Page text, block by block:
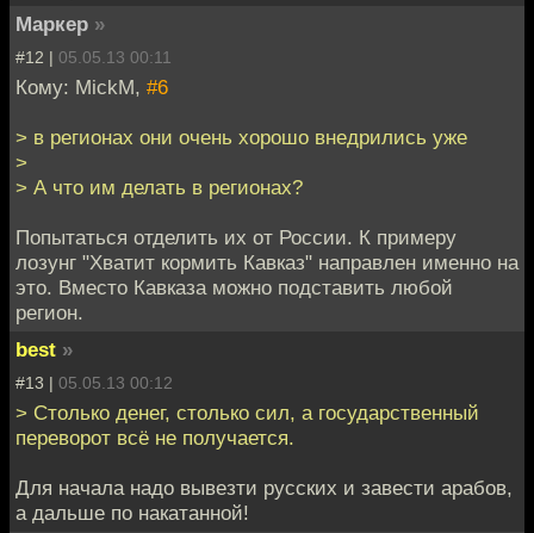
Маркер »
#12 | 05.05.13 00:11
Кому: MickM, #6
> в регионах они очень хорошо внедрились уже
>
> А что им делать в регионах?
Попытаться отделить их от России. К примеру
лозунг "Хватит кормить Кавказ" направлен именно на
это. Вместо Кавказа можно подставить любой
регион.
best »
#13 | 05.05.13 00:12
> Столько денег, столько сил, а государственный
переворот всё не получается.
Для начала надо вывезти русских и завести арабов,
а дальше по накатанной!